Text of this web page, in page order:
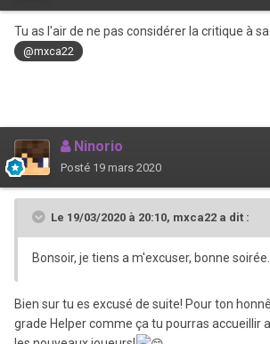
Tu as l'air de ne pas considérer la critique à
@mxca22
Ninorio
Posté 19 mars 2020
Le 19/03/2020 à 20:10, mxca22 a dit :
Bonsoir, je tiens a m'excuser, bonne soirée.
Bien sur tu es excusé de suite! Pour ton
grade Helper comme ça tu pourras accueillir